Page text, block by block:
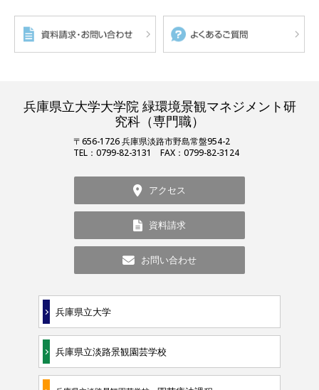
兵庫県立大学大学院 緑環境景観マネジメント研
究科（専門職）
〒656-1726 兵庫県淡路市野島常盤954-2
TEL：0799-82-3131 FAX：0799-82-3124
アクセス
資料請求
お問い合わせ
兵庫県立大学
兵庫県立淡路景観園芸学校